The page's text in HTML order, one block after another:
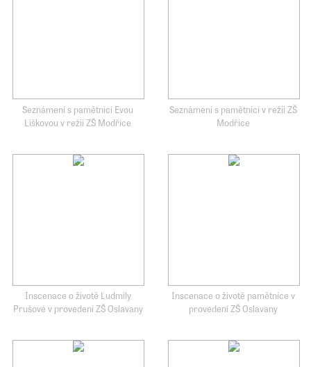
Seznámení s pamětnicí Evou
Liškovou v režii ZŠ Modřice
Seznámení s pamětnicí v režii ZŠ
Modřice
Inscenace o životě Ludmily
Prušové v provedení ZŠ Oslavany
Inscenace o životě pamětnice v
provedení ZŠ Oslavany